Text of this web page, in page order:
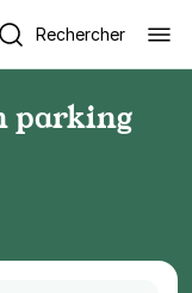
Rechercher
parking